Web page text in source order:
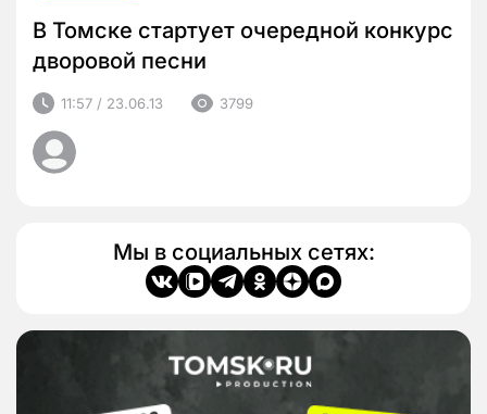
В Томске стартует очередной конкурс
дворовой песни
11:57 / 23.06.13 3799
Мы в социальных сетях: